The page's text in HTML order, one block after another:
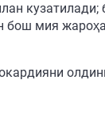
бош мия